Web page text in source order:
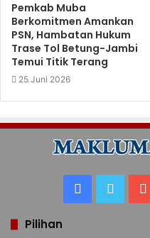
Pemkab Muba
Berkomitmen Amankan
PSN, Hambatan Hukum
Trase Tol Betung-Jambi
Temui Titik Terang
25 Juni 2026
Facebook
Twitter
Pilihan